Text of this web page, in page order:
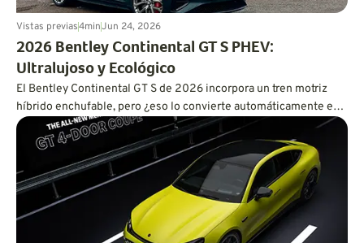
Vistas previas4minJun 24, 2026
2026 Bentley Continental GT S PHEV:
Ultralujoso y Ecológico
El Bentley Continental GT S de 2026 incorpora un tren motriz
híbrido enchufable, pero ¿eso lo convierte automáticamente en
un tren motriz eficiente?